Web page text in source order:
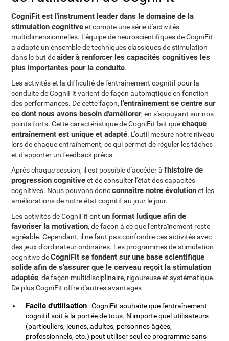
CogniFit est l'instrument leader dans le domaine de la
stimulation cognitiveet compte une série d'activités
multidimensionnelles. L'équipe de neuroscientifiques de CogniFit
a adapté un ensemble de techniques classiques de stimulation
dans le but deaider à renforcer les capacités cognitives les
plus importantes pour la conduite.
Les activités et la difficulté de l'entraînement cognitif pour la
conduite de CogniFit varient de façon automqtique en fonction
des performances. De cette façon, l'entraînement se centre sur
ce dont nous avons besoin d'améliorer, en s'appuyant sur nos
points forts. Cette caractéristique de CogniFit fait quechaque
entraînement est unique et adapté. L'outil mesure notre niveau
lors de chaque entraînement, ce qui permet de réguler les tâches
et d'apporter un feedback précis.
Après chaque session, il est possible d'accéder à l'histoire de
progression cognitiveet de consulter l'état des capacités
cognitives. Nous pouvons doncconnaître notre évolutionet les
améliorations de notre état cognitif au jour le jour.
Les activités de CogniFit ontun format ludique afin de
favoriser la motivation, de façon à ce que l'entraînement reste
agréable. Cependant, il ne faut pas confondre ces activités avec
des jeux d'ordinateur ordinaires. Les programmes de stimulation
cognitive deCogniFit se fondent sur une base scientifique
solide afin de s'assurer que le cerveau reçoit la stimulation
adaptée, de façon multidisciplinaire, rigoureuse et systématique.
De plus CogniFit offre d'autres avantages :
Facile d'utilisation : CogniFit souhaite que l'entraînement
cognitif soit à la portée de tous. N'importe quel utilisateurs
(particuliers, jeunes, adultes, personnes âgées,
professionnels, etc.) peut utiliser seul ce programme sans